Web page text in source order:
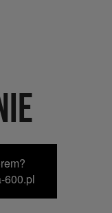
600.pl